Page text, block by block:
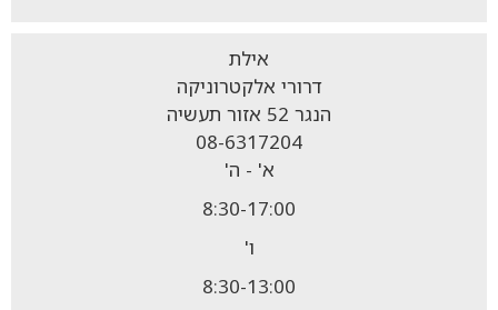
אילת
דרורי אלקטרוניקה
הנגר 52 אזור תעשיה
08-6317204
א' - ה'
8:30-17:00
ו'
8:30-13:00